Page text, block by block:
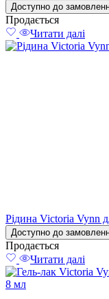
Доступно до
Продається
Читати далі
Рідина Victoria Vynn
Доступно до
Продається
Читати далі